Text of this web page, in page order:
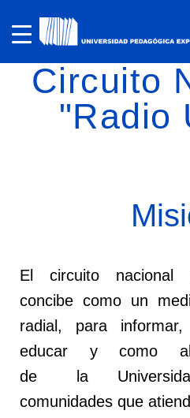
Circuito
"Radio
El circuito
concibe como un
radial, para
educar y como
de la
comunidades que